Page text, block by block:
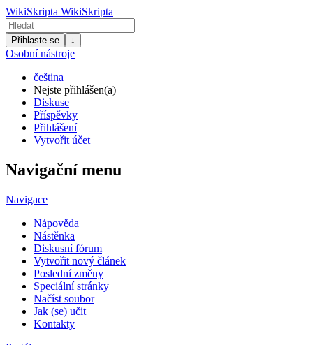
WikiSkripta WikiSkripta
Přihlaste se ↓
Osobní nástroje
čeština
Nejste přihlášen(a)
Diskuse
Příspěvky
Přihlášení
Vytvořit účet
Navigační menu
Navigace
Nápověda
Nástěnka
Diskusní fórum
Vytvořit nový článek
Poslední změny
Speciální stránky
Načíst soubor
Jak (se) učit
Kontakty